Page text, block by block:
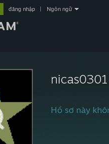
đăng nhập Ngôn ngữ
nicas0301
Hồ sơ này